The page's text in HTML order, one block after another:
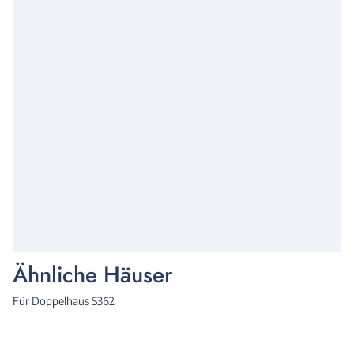
Ähnliche Häuser
Für Doppelhaus S362